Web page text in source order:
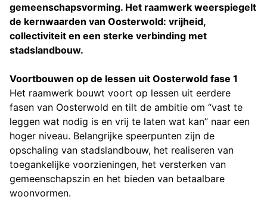
gemeenschapsvorming. Het raamwerk weerspiegelt
de kernwaarden van Oosterwold: vrijheid,
collectiviteit en een sterke verbinding met
stadslandbouw.
Voortbouwen op de lessen uit Oosterwold fase 1
Het raamwerk bouwt voort op lessen uit eerdere
fasen van Oosterwold en tilt de ambitie om “vast te
leggen wat nodig is en vrij te laten wat kan” naar een
hoger niveau. Belangrijke speerpunten zijn de
opschaling van stadslandbouw, het realiseren van
toegankelijke voorzieningen, het versterken van
gemeenschapszin en het bieden van betaalbare
woonvormen.